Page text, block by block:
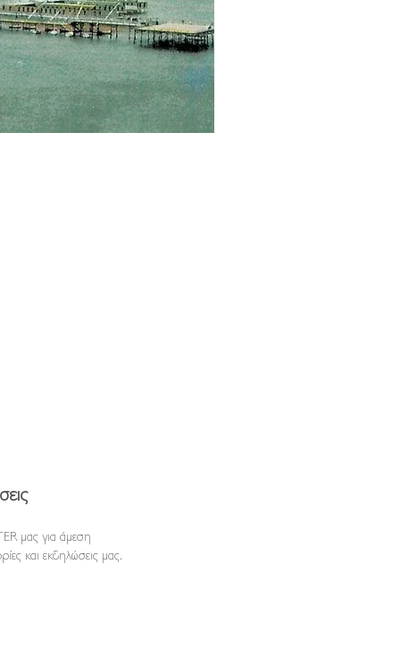
μας για άμεση
και εκδηλώσεις μας.